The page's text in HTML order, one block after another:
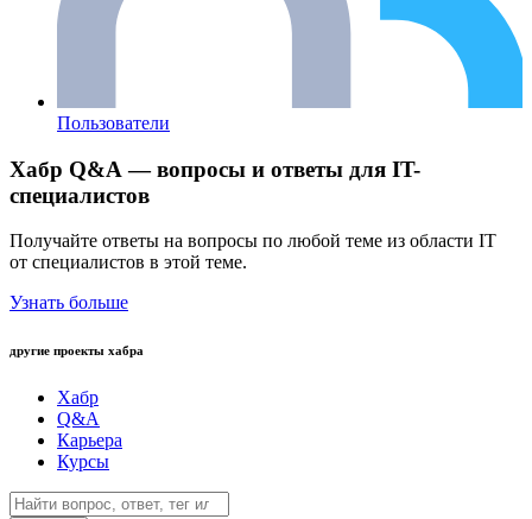
Пользователи
Хабр Q&A — вопросы и ответы для IT-
специалистов
Получайте ответы на вопросы по любой теме из области IT
от специалистов в этой теме.
Узнать больше
другие проекты хабра
Хабр
Q&A
Карьера
Курсы